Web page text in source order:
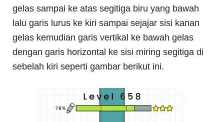
gelas sampai ke atas segitiga biru yang bawah
lalu garis lurus ke kiri sampai sejajar sisi kanan
gelas kemudian garis vertikal ke bawah gelas
dengan garis horizontal ke sisi miring segitiga di
sebelah kiri seperti gambar berikut ini.